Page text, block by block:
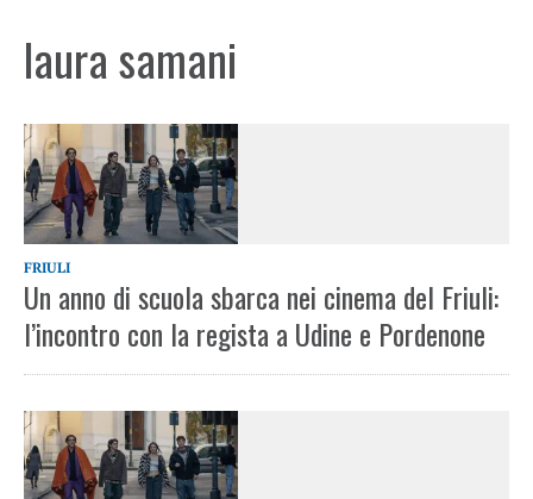
laura samani
FRIULI
Un anno di scuola sbarca nei cinema del Friuli:
l’incontro con la regista a Udine e Pordenone